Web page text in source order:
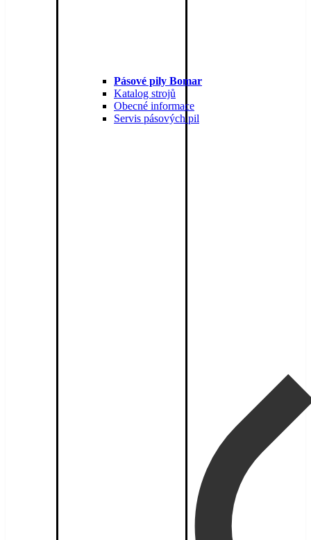
Pásové pily Bomar
Katalog strojů
Obecné informace
Servis pásových pil